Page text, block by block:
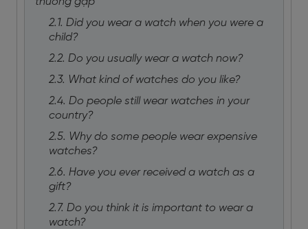
2.1. Did you wear a watch when you were a
child?
2.2. Do you usually wear a watch now?
2.3. What kind of watches do you like?
2.4. Do people still wear watches in your
country?
2.5. Why do some people wear expensive
watches?
2.6. Have you ever received a watch as a
gift?
2.7. Do you think it is important to wear a
watch?